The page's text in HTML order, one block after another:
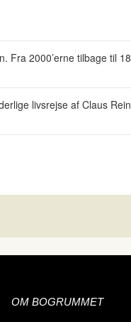
2000’erne tilbage til
livsrejse af Claus
OM BOGRUMMET